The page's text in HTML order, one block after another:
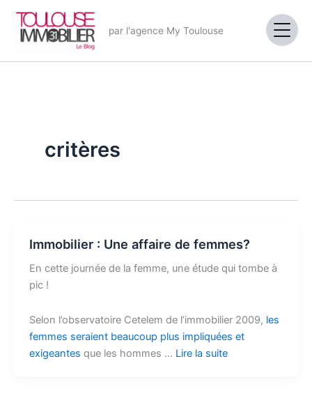
contenu
par l'agence My Toulouse
critères
Immobilier : Une affaire de femmes?
En cette journée de la femme, une étude qui tombe à
pic !
Selon l’observatoire Cetelem de l’immobilier 2009, les
femmes seraient beaucoup plus impliquées et
exigeantes que les hommes … Lire la suite